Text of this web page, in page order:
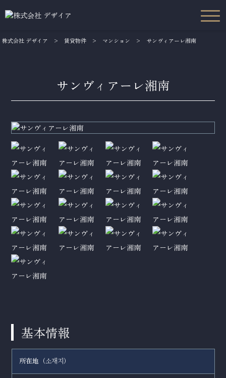
株式会社 デザイア > 賃貸物件 > マンション > サンヴィアーレ湘南
サンヴィアーレ湘南
基本情報
所在地（소재지 ）